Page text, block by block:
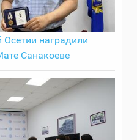
наградили
Санакоеве